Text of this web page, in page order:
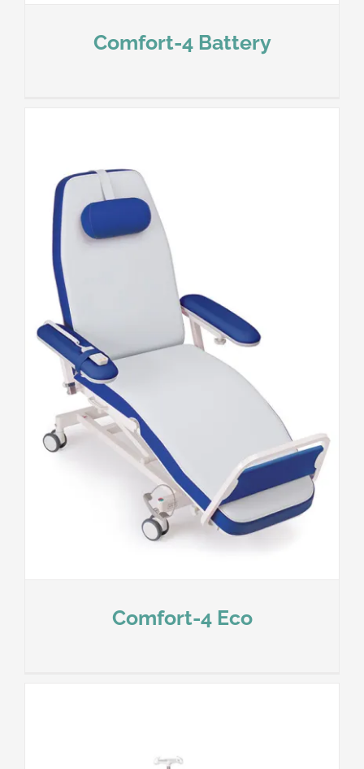
Comfort-4 Battery
Comfort-4 Eco